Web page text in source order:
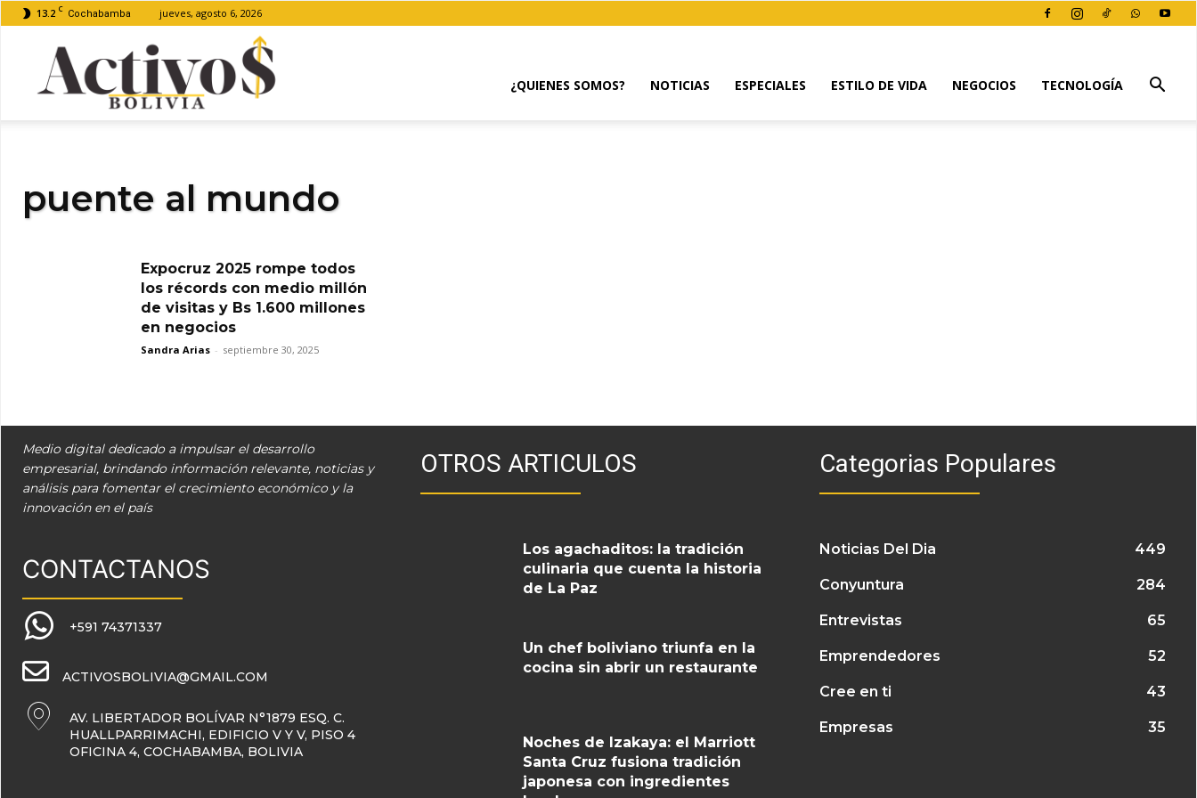
13.2 C Cochabamba jueves, agosto 6, 2026
¿QUIENES SOMOS? NOTICIAS ESPECIALES ESTILO DE VIDA NEGOCIOS TECNOLOGÍA
puente al mundo
Expocruz 2025 rompe todos
los récords con medio millón
de visitas y Bs 1.600 millones
en negocios
Sandra Arias - septiembre 30, 2025
Medio digital dedicado a impulsar el desarrollo
empresarial, brindando información relevante, noticias y
análisis para fomentar el crecimiento económico y la
innovación en el país
CONTACTANOS
+591 74371337
ACTIVOSBOLIVIA@GMAIL.COM
AV. LIBERTADOR BOLÍVAR N°1879 ESQ. C.
HUALLPARRIMACHI, EDIFICIO V Y V, PISO 4
OFICINA 4, COCHABAMBA, BOLIVIA
OTROS ARTICULOS
Los agachaditos: la tradición
culinaria que cuenta la historia
de La Paz
Un chef boliviano triunfa en la
cocina sin abrir un restaurante
Noches de Izakaya: el Marriott
Santa Cruz fusiona tradición
japonesa con ingredientes
Categorias Populares
Noticias Del Dia 449
Conyuntura 284
Entrevistas 65
Emprendedores 52
Cree en ti 43
Empresas 35